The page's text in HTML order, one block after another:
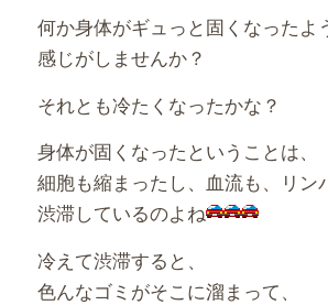
何か身体がギュっと固くなったよ
感じがしませんか？
それとも冷たくなったかな？
身体が固くなったということは、
細胞も縮まったし、血流も、リン
渋滞しているのよね
冷えて渋滞すると、
色んなゴミがそこに溜まって、